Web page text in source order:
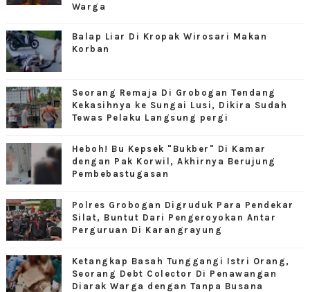
Warga
Balap Liar Di Kropak Wirosari Makan
Korban
Seorang Remaja Di Grobogan Tendang
Kekasihnya ke Sungai Lusi, Dikira Sudah
Tewas Pelaku Langsung pergi
Heboh! Bu Kepsek "Bukber" Di Kamar
dengan Pak Korwil, Akhirnya Berujung
Pembebastugasan
Polres Grobogan Digruduk Para Pendekar
Silat, Buntut Dari Pengeroyokan Antar
Perguruan Di Karangrayung
Ketangkap Basah Tunggangi Istri Orang,
Seorang Debt Colector Di Penawangan
Diarak Warga dengan Tanpa Busana